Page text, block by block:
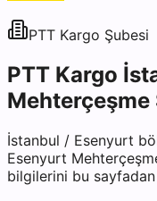
PTT Kargo Şubesi
PTT Kargo
Mehterçeşme
İstanbul / Esenyurt
Esenyurt
bilgilerini bu